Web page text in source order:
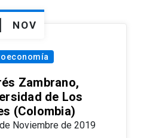
NOV
Zambrano,
de Los
(Colombia)
Noviembre de 2019